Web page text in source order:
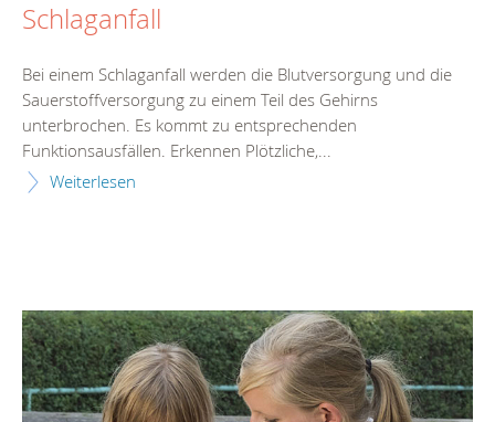
Schlaganfall
Bei einem Schlaganfall werden die Blutversorgung und die
Sauerstoffversorgung zu einem Teil des Gehirns
unterbrochen. Es kommt zu entsprechenden
Funktionsausfällen. Erkennen Plötzliche,...
Weiterlesen